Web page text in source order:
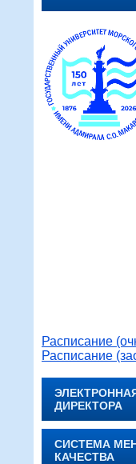
Расписание
Расписание
ДИРЕКТОРА
СИСТЕМА
КАЧЕСТВА